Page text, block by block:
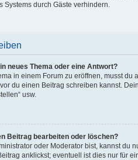
Systems durch Gäste verhindern.
neues Thema oder eine Antwort?
in einem Forum zu eröffnen, musst du
du einen Beitrag schreiben kannst.
usw.
Beitrag bearbeiten oder löschen?
oder Moderator bist, kannst du
anklickst; eventuell ist dies nur für